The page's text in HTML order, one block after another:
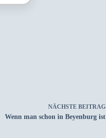
NÄCHSTEBEITRAG
Wenn man schon in Beyenburg ist